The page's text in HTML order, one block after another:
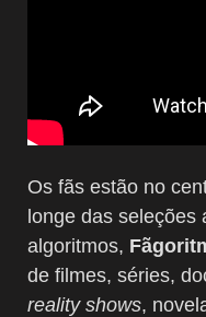
Os fãs estão no
longe das seleções
algoritmos,
de filmes, séries,
reality shows,